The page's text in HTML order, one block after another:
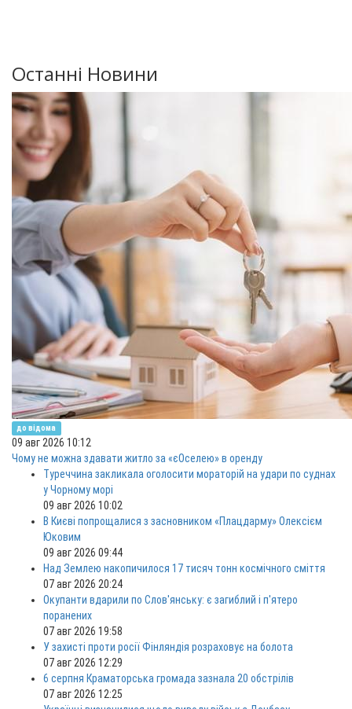
Останні Новини
до відома
09 авг 2026 10:12
Чому не можна здавати житло за «єОселею» в оренду
Туреччина закликала оголосити мораторій на удари по суднах
у Чорному морі
09 авг 2026 10:02
В Києві попрощалися з засновником «Плацдарму» Олексієм
Юковим
09 авг 2026 09:44
Над Землею накопичилося 17 тисяч тонн космічного сміття
07 авг 2026 20:24
Окупанти вдарили по Слов'янську: є загиблий і п'ятеро
поранених
07 авг 2026 19:58
У захисті проти росії Фінляндія розраховує на болота
07 авг 2026 12:29
6 серпня Краматорська громада зазнала 20 обстрілів
07 авг 2026 12:25